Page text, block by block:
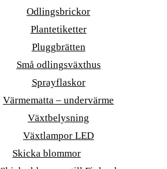
Odlingsbrickor
Plantetiketter
Pluggbrätten
Små odlingsväxthus
Sprayflaskor
Värmematta – undervärme
Växtbelysning
Växtlampor LED
Skicka blommor